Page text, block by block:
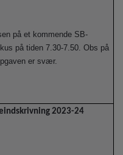
på et kommende SB-
på tiden 7.30-7.50. Obs på
er svær.
2023-24